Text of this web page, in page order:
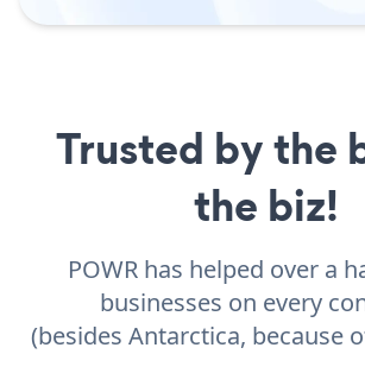
Trusted by the
the biz!
POWR has helped over a
businesses on every
(besides Antarctica, because